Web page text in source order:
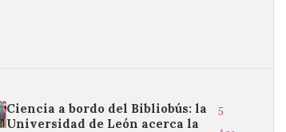
Ciencia a bordo del Bibliobús: la
Universidad de León acerca la
5